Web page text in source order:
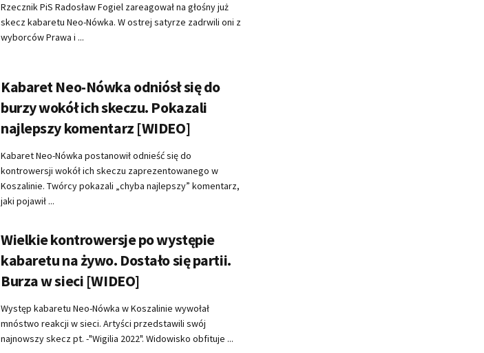
Rzecznik PiS Radosław Fogiel zareagował na głośny już
skecz kabaretu Neo-Nówka. W ostrej satyrze zadrwili oni z
wyborców Prawa i ...
Kabaret Neo-Nówka odniósł się do
burzy wokół ich skeczu. Pokazali
najlepszy komentarz [WIDEO]
Kabaret Neo-Nówka postanowił odnieść się do
kontrowersji wokół ich skeczu zaprezentowanego w
Koszalinie. Twórcy pokazali „chyba najlepszy” komentarz,
jaki pojawił ...
Wielkie kontrowersje po występie
kabaretu na żywo. Dostało się partii.
Burza w sieci [WIDEO]
Występ kabaretu Neo-Nówka w Koszalinie wywołał
mnóstwo reakcji w sieci. Artyści przedstawili swój
najnowszy skecz pt. -"Wigilia 2022". Widowisko obfituje ...